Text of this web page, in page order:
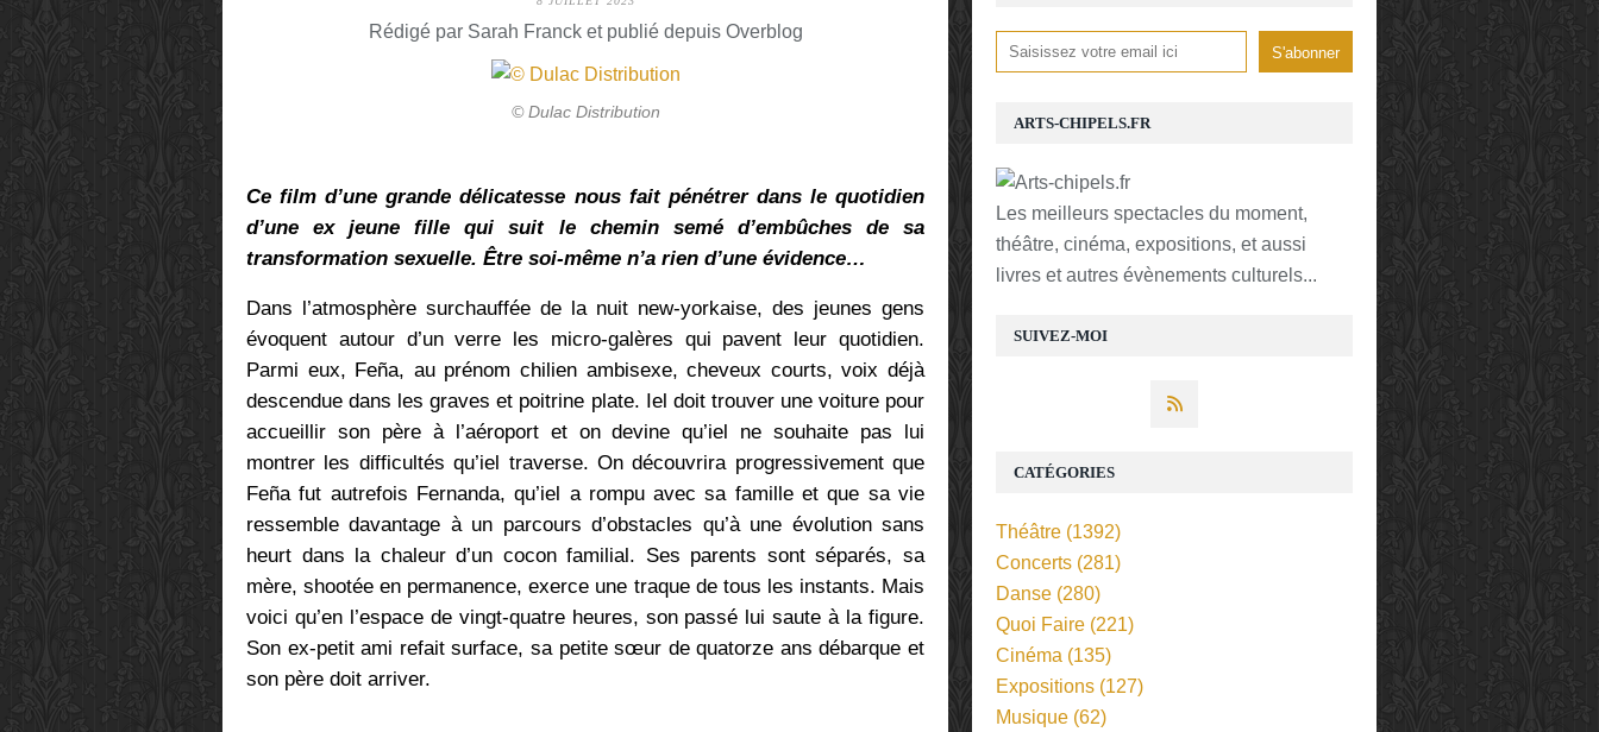
Rédigé par Sarah Franck et publié depuis Overblog
© Dulac Distribution
Ce film d’une grande délicatesse nous fait pénétrer dans le quotidien
d’une ex jeune fille qui suit le chemin semé d’embûches de sa
transformation sexuelle. Être soi-même n’a rien d’une évidence…
Dans l’atmosphère surchauffée de la nuit new-yorkaise, des jeunes gens
évoquent autour d’un verre les micro-galères qui pavent leur quotidien.
Parmi eux, Feña, au prénom chilien ambisexe, cheveux courts, voix déjà
descendue dans les graves et poitrine plate. Iel doit trouver une voiture pour
accueillir son père à l’aéroport et on devine qu’iel ne souhaite pas lui
montrer les difficultés qu’iel traverse. On découvrira progressivement que
Feña fut autrefois Fernanda, qu’iel a rompu avec sa famille et que sa vie
ressemble davantage à un parcours d’obstacles qu’à une évolution sans
heurt dans la chaleur d’un cocon familial. Ses parents sont séparés, sa
mère, shootée en permanence, exerce une traque de tous les instants. Mais
voici qu’en l’espace de vingt-quatre heures, son passé lui saute à la figure.
Son ex-petit ami refait surface, sa petite sœur de quatorze ans débarque et
son père doit arriver.
SUIVEZ-MOI
ARTS-CHIPELS.FR
Les meilleurs spectacles du moment,
théâtre, cinéma, expositions, et aussi
livres et autres évènements culturels...
CATÉGORIES
Théâtre (1392)
Concerts (281)
Danse (280)
Quoi Faire (221)
Cinéma (135)
Expositions (127)
Musique (62)